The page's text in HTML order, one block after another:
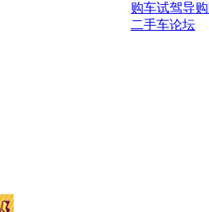
购车试驾导购
二手车论坛